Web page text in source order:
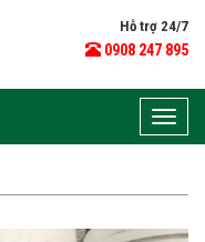
Hỗ trợ 24/7
0908 247 895
Toggle